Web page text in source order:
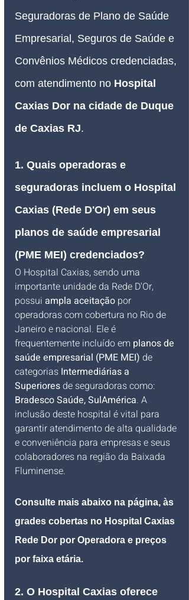
Seguradoras de Plano de Saúde
Empresarial, Seguros de Saúde e
Convênios Médicos credenciadas,
com atendimento no Hospital
Caxias Dor na cidade de Duque
de Caxias RJ.
1. Quais operadoras e
seguradoras incluem o Hospital
Caxias (Rede D'Or) em seus
planos de saúde empresarial
(PME MEI) credenciados?
O Hospital Caxias, sendo uma
importante unidade da Rede D'Or,
possui ampla aceitação por
operadoras com cobertura no Rio de
Janeiro e nacional. Ele é
frequentemente incluído em planos de
saúde empresarial (PME MEI) de
categorias Intermediárias a
Superiores de seguradoras como:
Bradesco Saúde, SulAmérica. A
inclusão deste hospital é vital para
garantir atendimento de alta qualidade
e conveniência para empresas e seus
colaboradores na região da Baixada
Fluminense.
Consulte mais abaixo na página, às
grades cobertas no Hospital Caxias
Rede Dor por Operadora e preços
por faixa etária.
2. O Hospital Caxias oferece